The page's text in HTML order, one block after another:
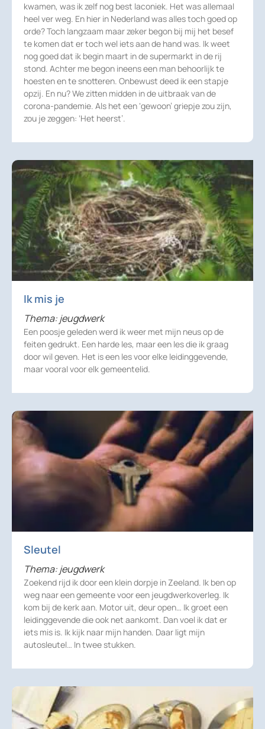
kwamen, was ik zelf nog best laconiek. Het was allemaal
heel ver weg. En hier in Nederland was alles toch goed op
orde? Toch langzaam maar zeker begon bij mij het besef
te komen dat er toch wel iets aan de hand was. Ik weet
nog goed dat ik begin maart in de supermarkt in de rij
stond. Achter me begon ineens een man behoorlijk te
hoesten en te snotteren. Onbewust deed ik een stapje
opzij. En nu? We zitten midden in de uitbraak van de
corona-pandemie. Als het een ‘gewoon’ griepje zou zijn,
zou je zeggen: ‘Het heerst’.
Ik mis je
Thema: jeugdwerk
Een poosje geleden werd ik weer met mijn neus op de
feiten gedrukt. Een harde les, maar een les die ik graag
door wil geven. Het is een les voor elke leidinggevende,
maar vooral voor elk gemeentelid.
Sleutel
Thema: jeugdwerk
Zoekend rijd ik door een klein dorpje in Zeeland. Ik ben op
weg naar een gemeente voor een jeugdwerkoverleg. Ik
kom bij de kerk aan. Motor uit, deur open… Ik groet een
leidinggevende die ook net aankomt. Dan voel ik dat er
iets mis is. Ik kijk naar mijn handen. Daar ligt mijn
autosleutel… In twee stukken.